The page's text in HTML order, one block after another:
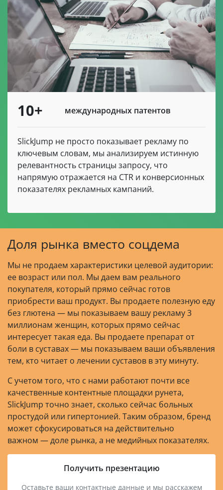
10+ международных патентов
SlickJump не просто показывает рекламу по
ключевым словам, мы анализируем истинную
релевантность страницы запросу, что
напрямую отражается на CTR и конверсионных
показателях рекламных кампаний.
Доля рынка вместо соцдема
Мы не продаем характеристики целевой аудитории:
ее возраст или пол. Мы даем вам реального
покупателя, который прямо сейчас готов
приобрести ваш продукт. Вы продаете полезную еду
без глютена — мы показываем вашу рекламу 3
миллионам женщин, которых прямо сейчас
интересует такая еда. Вы продаете препарат от
боли в суставах — мы показываем ваши объявления
тем, кто читает о лечении суставов в эту минуту.
С учетом того, что с нами работают почти все
качественные контентные площадки рунета,
SlickJump точно знает, сколько сейчас больных
простудой или гипертонией. Таким образом, бренд
может сфокусироваться на действительно
важном — доле рынка, а не медийных показателях.
Получить презентацию
Оставьте ваши контактные данные и мы расскажем